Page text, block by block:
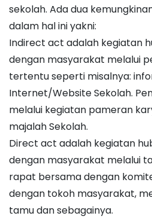
sekolah. Ada dua
dalam hal ini yakni:
Indirect act adalah kegiatan
dengan masyarakat melalui
tertentu seperti misalnya:
Internet/Website Sekolah.
melalui kegiatan pameran
majalah Sekolah.
Direct act adalah kegiatan
dengan masyarakat melalui
rapat bersama dengan
dengan tokoh masyarakat,
tamu dan sebagainya.